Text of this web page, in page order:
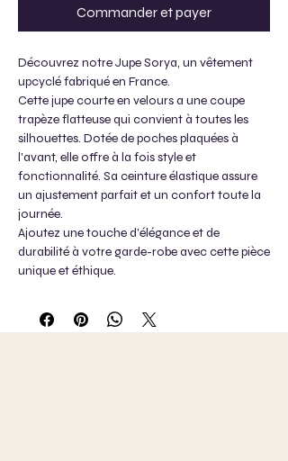
Commander et payer
Découvrez notre Jupe Sorya, un vêtement
upcyclé fabriqué en France.
Cette jupe courte en velours a une coupe
trapèze flatteuse qui convient à toutes les
silhouettes. Dotée de poches plaquées à
l'avant, elle offre à la fois style et
fonctionnalité. Sa ceinture élastique assure
un ajustement parfait et un confort toute la
journée.
Ajoutez une touche d'élégance et de
durabilité à votre garde-robe avec cette pièce
unique et éthique.